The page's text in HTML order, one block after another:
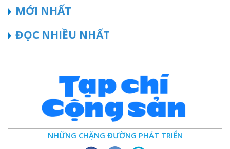
MỚI NHẤT
ĐỌC NHIỀU NHẤT
NHỮNG CHẶNG ĐƯỜNG PHÁT TRIỂN